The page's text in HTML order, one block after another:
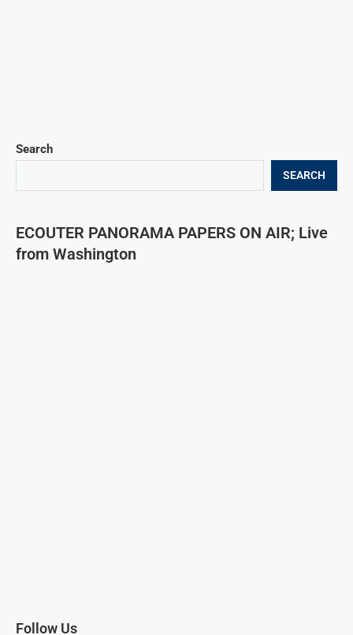
Search
SEARCH
ECOUTER PANORAMA PAPERS ON AIR; Live
from Washington
Follow Us